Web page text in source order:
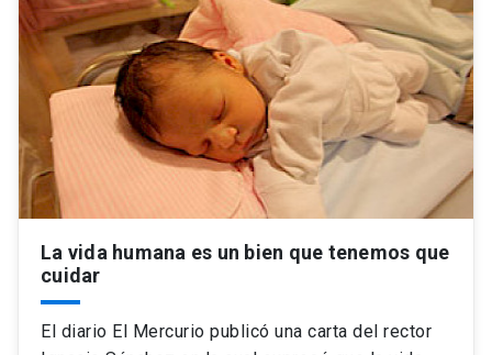
Vinculación
Universidad
Información para keyboard_arrow_down
Futuros estudiantes
Académicos
Personal
Go to english site launch
Admisión
Mi Cuenta UC launch
La vida humana es un bien que tenemos que
cuidar
El diario El Mercurio publicó una carta del rector